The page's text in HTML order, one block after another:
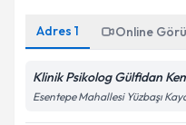
Adres 1 Online
Klinik Psikolog Gülfidan
Esentepe Mahallesi Yüzbaşı